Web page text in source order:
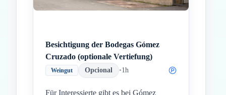
Besichtigung der Bodegas Gómez
Cruzado (optionale Vertiefung)
Weingut Opcional •1h
Für Interessierte gibt es bei Gómez